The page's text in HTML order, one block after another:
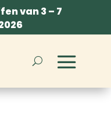
van 3 – 7